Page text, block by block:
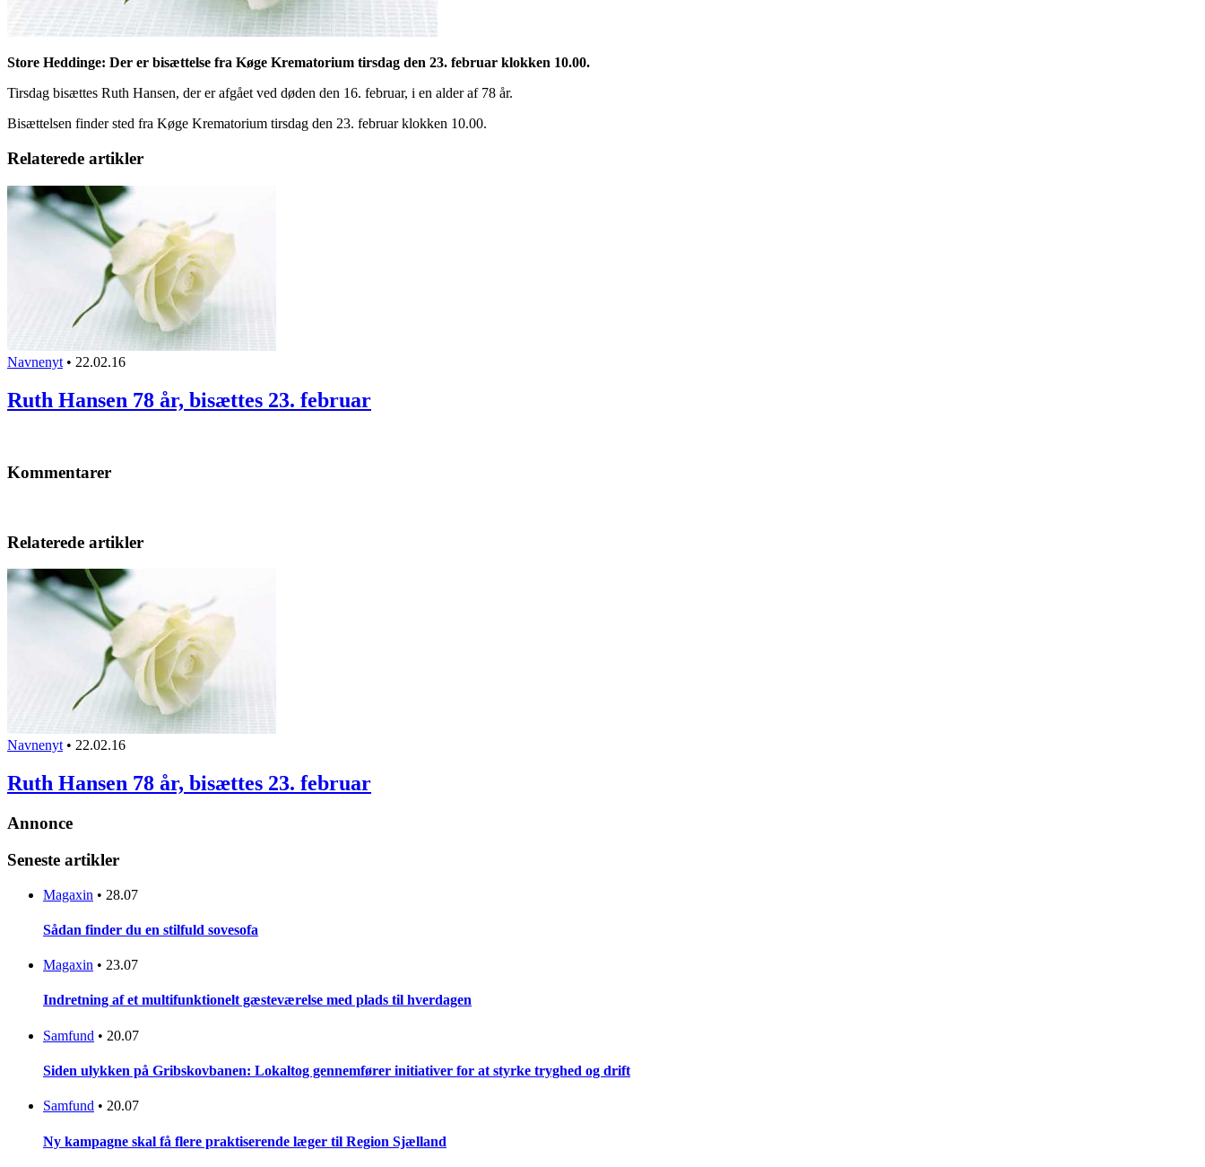
Store Heddinge: Der er bisættelse fra Køge Krematorium tirsdag den 23. februar klokken 10.00.
Tirsdag bisættes Ruth Hansen, der er afgået ved døden den 16. februar, i en alder af 78 år.
Bisættelsen finder sted fra Køge Krematorium tirsdag den 23. februar klokken 10.00.
Relaterede artikler
Navnenyt • 22.02.16
Ruth Hansen 78 år, bisættes 23. februar
Kommentarer
Relaterede artikler
Navnenyt • 22.02.16
Ruth Hansen 78 år, bisættes 23. februar
Annonce
Seneste artikler
Magaxin • 28.07
Sådan finder du en stilfuld sovesofa
Magaxin • 23.07
Indretning af et multifunktionelt gæsteværelse med plads til hverdagen
Samfund • 20.07
Siden ulykken på Gribskovbanen: Lokaltog gennemfører initiativer for at styrke tryghed og drift
Samfund • 20.07
Ny kampagne skal få flere praktiserende læger til Region Sjælland